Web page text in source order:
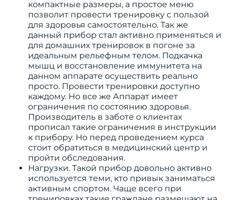
компактные размеры, а простое меню
позволит провести тренировку с пользой
для здоровья самостоятельно. Так же
данный прибор стал активно применяться и
для домашних тренировок в погоне за
идеальным рельефным телом. Подкачка
мышц и восстановление иммунитета на
данном аппарате осуществить реально
просто. Провести тренировки доступно
каждому. Но все же Аппарат имеет
ограничения по состоянию здоровья.
Производитель в заботе о клиентах
прописал такие ограничения в инструкции
к прибору. Но перед проведением курса
стоит обратиться в медицинский центр и
пройти обследования.
Нагрузки. Такой прибор довольно активно
используется теми, кто привык заниматься
активным спортом. Чаще всего при